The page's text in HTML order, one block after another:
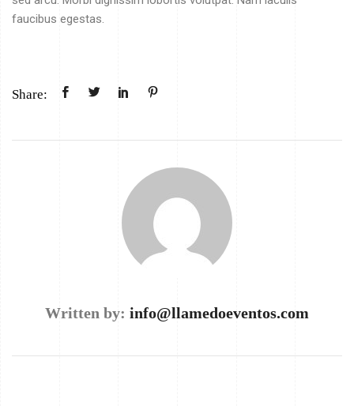
faucibus egestas.
Share:
Written by: info@llamedoeventos.com